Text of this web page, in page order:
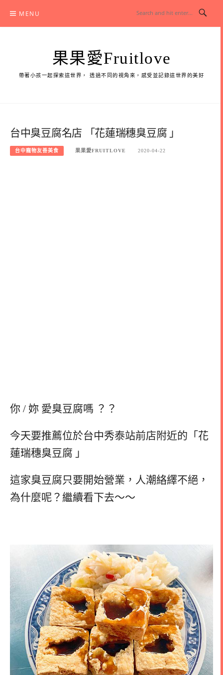
content
MENU
果果愛Fruitlove
帶著小孩一起探索這世界， 透過不同的視角來，感受並記錄這世界的美好
台中臭豆腐名店 「花蓮瑞穗臭豆腐 」
台中寵物友善美食 果果愛FRUITLOVE 2020-04-22
你 / 妳 愛臭豆腐嗎 ？？
今天要推薦位於台中秀泰站前店附近的「花
蓮瑞穗臭豆腐 」
這家臭豆腐只要開始營業，人潮絡繹不絕，
為什麼呢？繼續看下去～～